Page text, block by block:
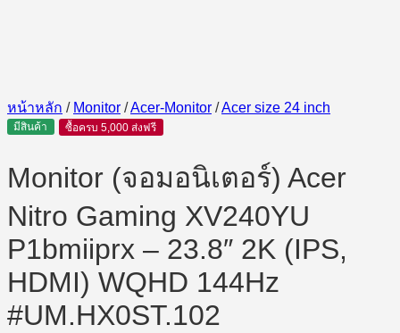
หน้าหลัก / Monitor /Acer-Monitor /Acer size 24 inch
มีสินค้า ซื้อครบ 5,000 ส่งฟรี
Monitor (จอมอนิเตอร์) Acer
Nitro Gaming XV240YU
P1bmiiprx – 23.8″ 2K (IPS,
HDMI) WQHD 144Hz
#UM.HX0ST.102